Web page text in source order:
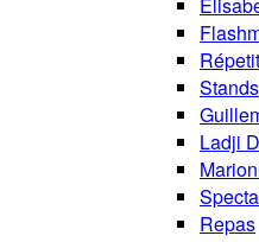
Stands
Ladji
Repas